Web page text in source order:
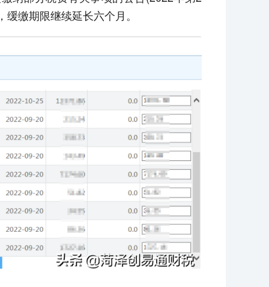
缴期限继续延长六个月。